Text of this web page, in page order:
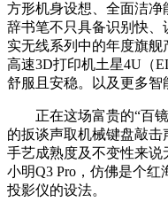
方形机身设想、全面洁
辞书笔不只具备识别快
实无线系列中的年度旗舰
高速3D打印机土星4U（
舒服且安稳。以及更多智
正在这场富贵的“百镜
的扳谈声取机械键盘敲击
手艺成熟度及不变性来
小明Q3 Pro，仿佛是个
投影仪的设法。